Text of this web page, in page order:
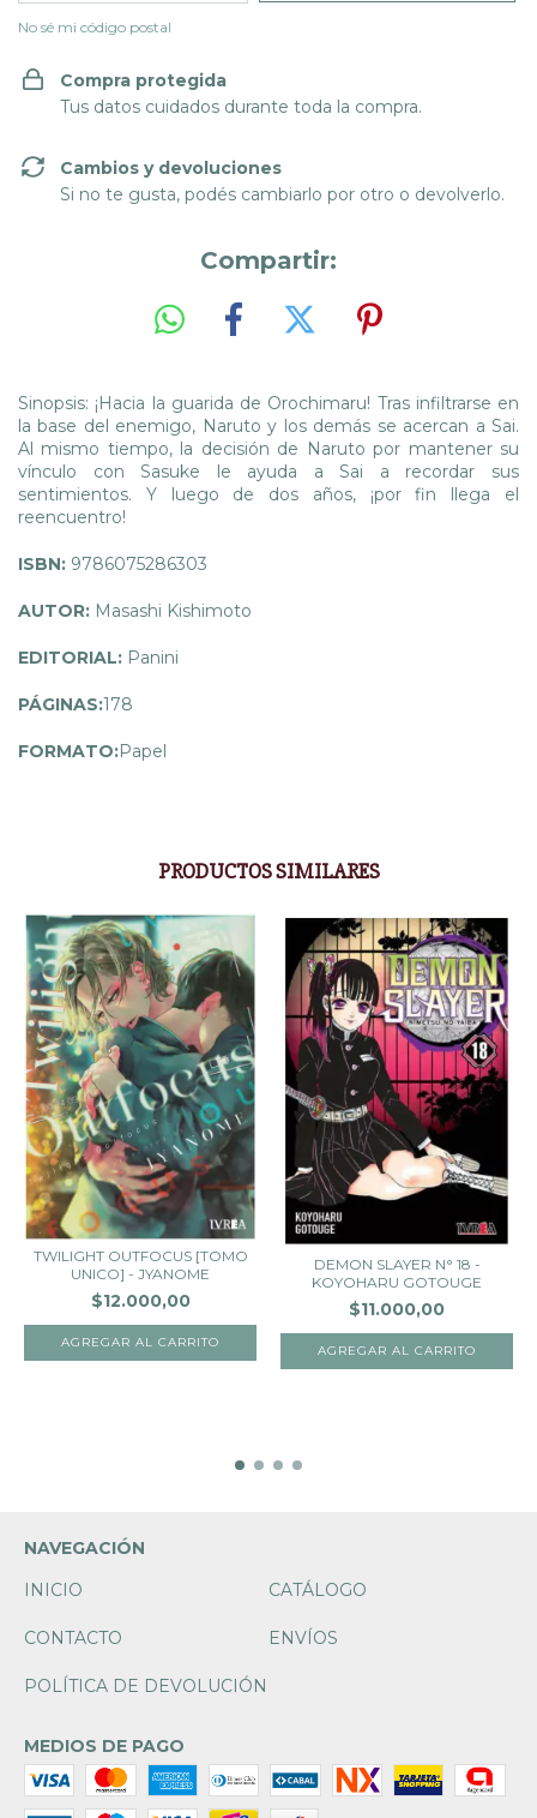
No sé mi código postal
Compra protegida
Tus datos cuidados durante toda la compra.
Cambios y devoluciones
Si no te gusta, podés cambiarlo por otro o devolverlo.
Compartir:
Sinopsis: ¡Hacia la guarida de Orochimaru! Tras infiltrarse en
la base del enemigo, Naruto y los demás se acercan a Sai.
Al mismo tiempo, la decisión de Naruto por mantener su
vínculo con Sasuke le ayuda a Sai a recordar sus
sentimientos. Y luego de dos años, ¡por fin llega el
reencuentro!
ISBN: 9786075286303
AUTOR: Masashi Kishimoto
EDITORIAL: Panini
PÁGINAS:178
FORMATO:Papel
PRODUCTOS SIMILARES
TWILIGHT OUTFOCUS [TOMO
UNICO] - JYANOME
$12.000,00
DEMON SLAYER N° 18 -
KOYOHARU GOTOUGE
$11.000,00
NAVEGACIÓN
INICIO
CATÁLOGO
CONTACTO ENVÍOS
POLÍTICA DE DEVOLUCIÓN
MEDIOS DE PAGO